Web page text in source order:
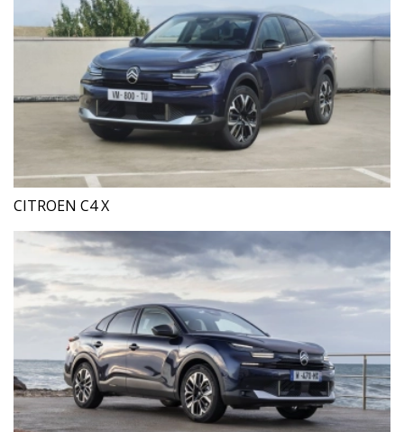
CITROEN C4 X